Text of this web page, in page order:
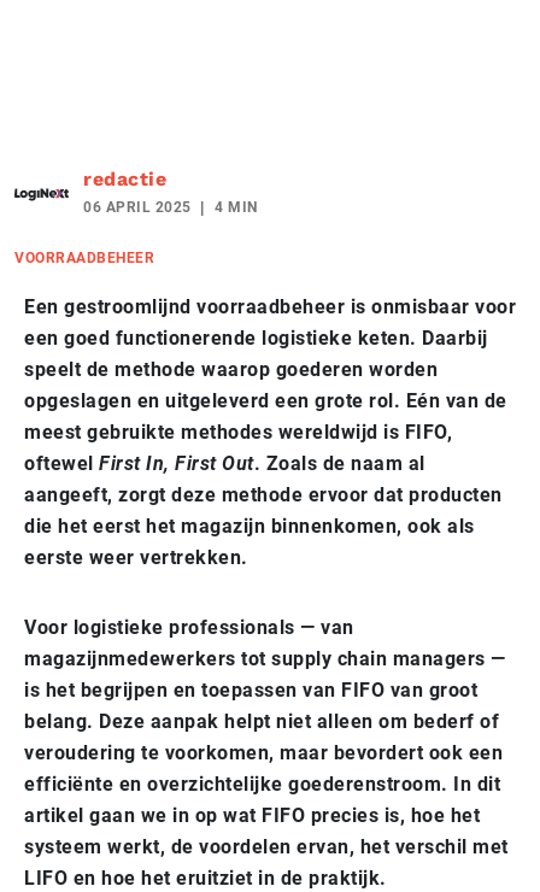
redactie
06 APRIL 2025 4 MIN
VOORRAADBEHEER
Een gestroomlijnd voorraadbeheer is onmisbaar voor
een goed functionerende logistieke keten. Daarbij
speelt de methode waarop goederen worden
opgeslagen en uitgeleverd een grote rol. Eén van de
meest gebruikte methodes wereldwijd is FIFO,
oftewel First In, First Out. Zoals de naam al
aangeeft, zorgt deze methode ervoor dat producten
die het eerst het magazijn binnenkomen, ook als
eerste weer vertrekken.
Voor logistieke professionals — van
magazijnmedewerkers tot supply chain managers —
is het begrijpen en toepassen van FIFO van groot
belang. Deze aanpak helpt niet alleen om bederf of
veroudering te voorkomen, maar bevordert ook een
efficiënte en overzichtelijke goederenstroom. In dit
artikel gaan we in op wat FIFO precies is, hoe het
systeem werkt, de voordelen ervan, het verschil met
LIFO en hoe het eruitziet in de praktijk.